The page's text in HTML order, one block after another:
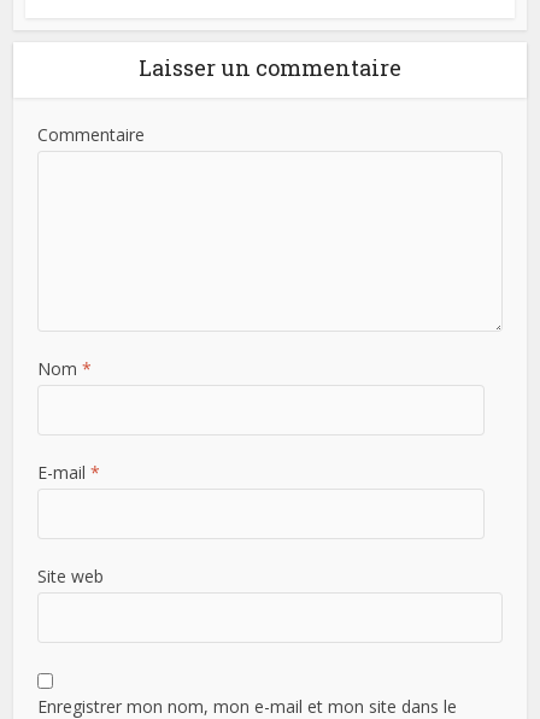
Laisser un commentaire
Commentaire
Nom*
E-mail*
Site web
Enregistrer mon nom, mon e-mail et mon site dans le